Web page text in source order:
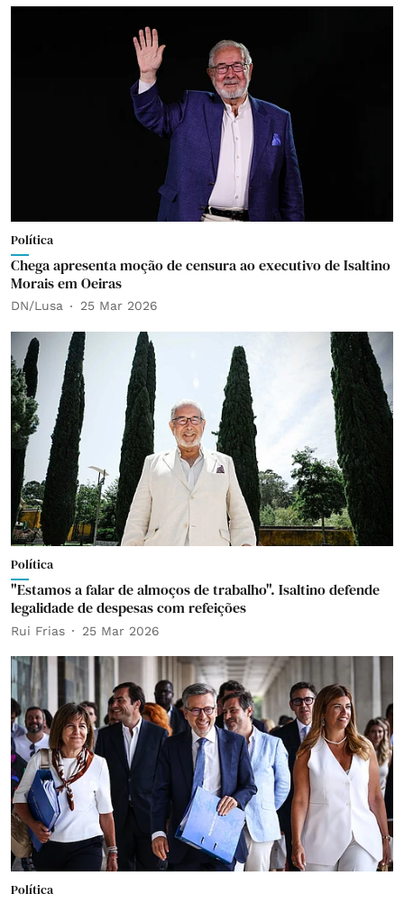
Política
Chega apresenta moção de censura ao executivo de Isaltino
Morais em Oeiras
DN/Lusa 25 Mar 2026
Política
"Estamos a falar de almoços de trabalho". Isaltino defende
legalidade de despesas com refeições
Rui Frias 25 Mar 2026
Política